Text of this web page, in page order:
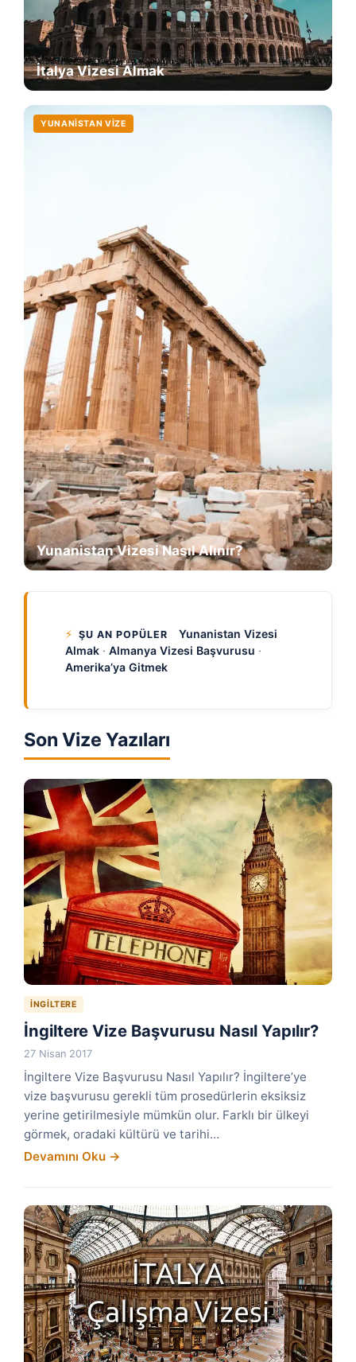
İtalya Vizesi Almak
YUNANISTAN VIZE
Yunanistan Vizesi Nasıl Alınır?
⚡ ŞU AN POPÜLER
Yunanistan Vizesi
Almak · Almanya Vizesi Başvurusu ·
Amerika’ya Gitmek
Son Vize Yazıları
İNGILTERE
İngiltere Vize Başvurusu Nasıl Yapılır?
27 Nisan 2017
İngiltere Vize Başvurusu Nasıl Yapılır? İngiltere’ye
vize başvurusu gerekli tüm prosedürlerin eksiksiz
yerine getirilmesiyle mümkün olur. Farklı bir ülkeyi
görmek, oradaki kültürü ve tarihi…
Devamını Oku →